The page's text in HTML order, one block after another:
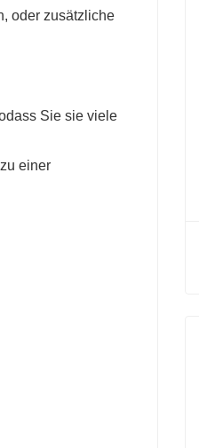
oder zusätzliche
Sie sie viele
einer